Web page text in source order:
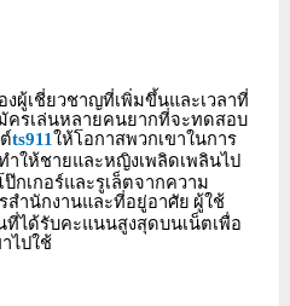
งผู้เชี่ยวชาญที่เพิ่มขึ้นและเวลาที่
ครเล่นหลายคนยากที่จะทดสอบ
ts911ให้โอกาสพวกเขาในการ
ำให้ชายและหญิงเพลิดเพลินไป
กเกอร์และรูเล็ตจากความ
ำนักงานและที่อยู่อาศัย ผู้ใช้
ที่ได้รับคะแนนสูงสุดบนเน็ตเพื่อ
ไปใช้